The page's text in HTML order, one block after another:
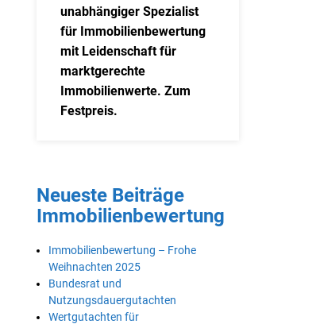
unabhängiger Spezialist
für Immobilienbewertung
mit Leidenschaft für
marktgerechte
Immobilienwerte. Zum
Festpreis.
Neueste Beiträge
Immobilienbewertung
Immobilienbewertung – Frohe
Weihnachten 2025
Bundesrat und
Nutzungsdauergutachten
Wertgutachten für